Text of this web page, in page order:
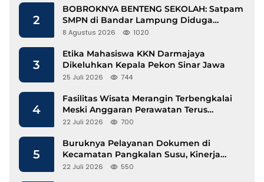
2
BOBROKNYA BENTENG SEKOLAH: Satpam
SMPN di Bandar Lampung Diduga
Lecehkan Siswi
8 Agustus 2026 1020
3
Etika Mahasiswa KKN Darmajaya
Dikeluhkan Kepala Pekon Sinar Jawa
25 Juli 2026 744
4
Fasilitas Wisata Merangin Terbengkalai
Meski Anggaran Perawatan Terus
Mengalir
22 Juli 2026 700
5
Buruknya Pelayanan Dokumen di
Kecamatan Pangkalan Susu, Kinerja
Disdukcapil Langkat Disorot
22 Juli 2026 550